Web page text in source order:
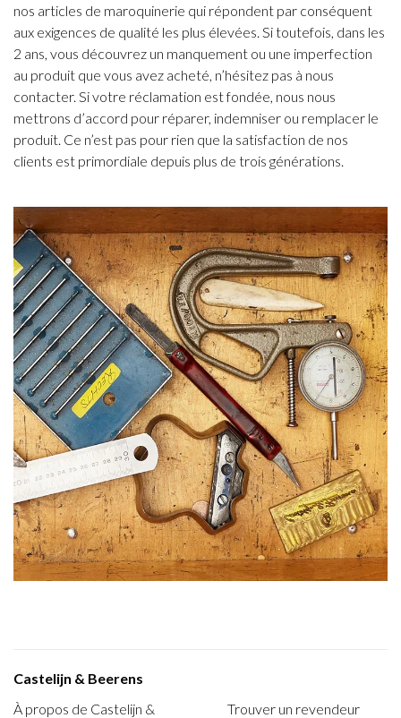
nos articles de maroquinerie qui répondent par conséquent
aux exigences de qualité les plus élevées. Si toutefois, dans les
2 ans, vous découvrez un manquement ou une imperfection
au produit que vous avez acheté, n’hésitez pas à nous
contacter. Si votre réclamation est fondée, nous nous
mettrons d’accord pour réparer, indemniser ou remplacer le
produit. Ce n’est pas pour rien que la satisfaction de nos
clients est primordiale depuis plus de trois générations.
Castelijn & Beerens
À propos de Castelijn &
Trouver un revendeur